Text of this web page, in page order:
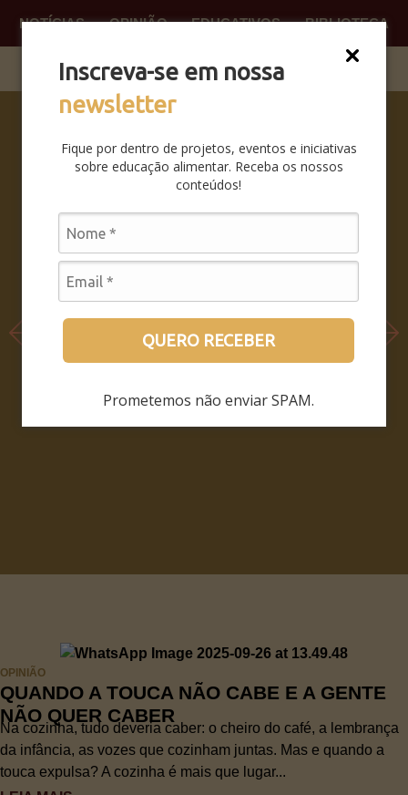
Inscreva-se em nossa
newsletter
Fique por dentro de projetos, eventos e iniciativas
sobre educação alimentar. Receba os nossos
conteúdos!
QUERO RECEBER
Prometemos não enviar SPAM.
NOTÍCIAS OPINIÃO EDUCATIVOS BIBLIOTECA
SABERES
DA BOCA
PRA BOCA:
COMO FOI
SEMINÁRIO
LEIA MAIS
OPINIÃO
QUANDO A TOUCA NÃO CABE E A GENTE
NÃO QUER CABER
Na cozinha, tudo deveria caber: o cheiro do café, a lembrança
da infância, as vozes que cozinham juntas. Mas e quando a
touca expulsa? A cozinha é mais que lugar...